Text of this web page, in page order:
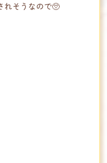
れそうなので🥺